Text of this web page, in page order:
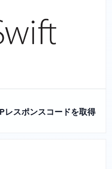
レスポンスコードを取得